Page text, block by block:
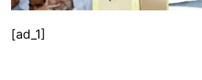
[ad_1]